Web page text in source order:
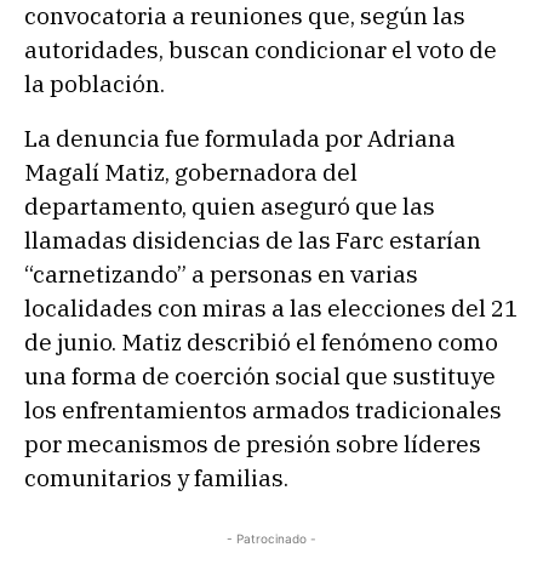
convocatoria a reuniones que, según las
autoridades, buscan condicionar el voto de
la población.
La denuncia fue formulada por Adriana
Magalí Matiz, gobernadora del
departamento, quien aseguró que las
llamadas disidencias de las Farc estarían
“carnetizando” a personas en varias
localidades con miras a las elecciones del 21
de junio. Matiz describió el fenómeno como
una forma de coerción social que sustituye
los enfrentamientos armados tradicionales
por mecanismos de presión sobre líderes
comunitarios y familias.
- Patrocinado -